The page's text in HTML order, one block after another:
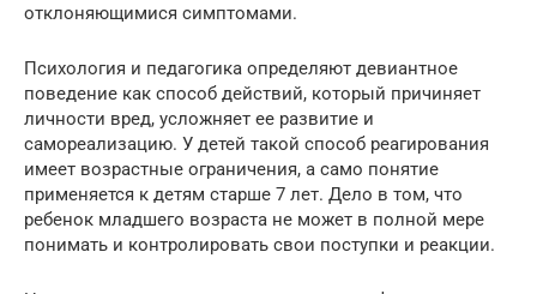
отклоняющимися симптомами.
Психология и педагогика определяют девиантное
поведение как способ действий, который причиняет
личности вред, усложняет ее развитие и
самореализацию. У детей такой способ реагирования
имеет возрастные ограничения, а само понятие
применяется к детям старше 7 лет. Дело в том, что
ребенок младшего возраста не может в полной мере
понимать и контролировать свои поступки и реакции.